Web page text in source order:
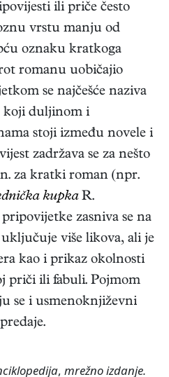
ili priče često
vrstu manju od
oznaku kratkoga
romanu uobičajio
se najčešće naziva
koji duljinom i
stoji između novele i
zadržava se za nešto
za kratki roman (npr.
kupkaR.
zasniva se na
više likova, ali je
kao i prikaz okolnosti
priči ili fabuli. Pojmom
se i usmenoknjiževni
, mrežno izdanje.